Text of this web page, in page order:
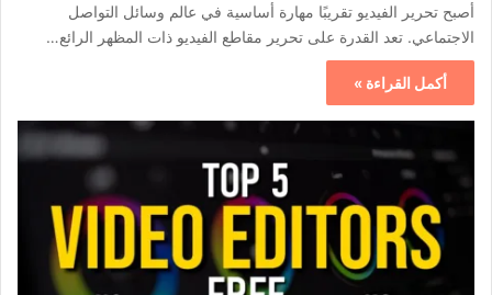
أصبح تحرير الفيديو تقريبًا مهارة أساسية في عالم وسائل التواصل
الاجتماعي. تعد القدرة على تحرير مقاطع الفيديو ذات المظهر الرائع…
أكمل القراءة »